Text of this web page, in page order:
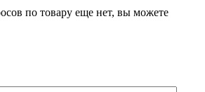
по товару еще нет, вы можете